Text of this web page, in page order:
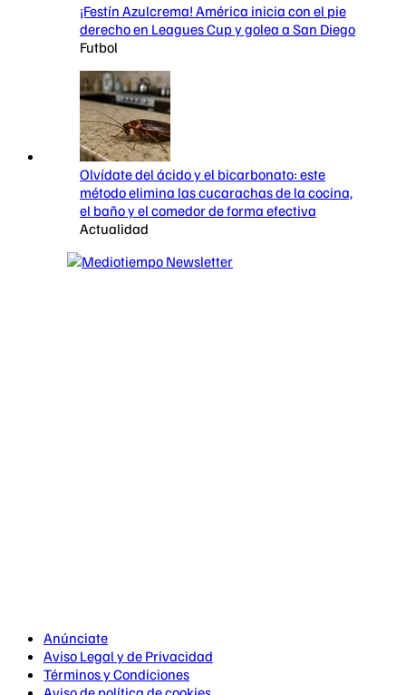
¡Festín Azulcrema! América inicia con el pie
derecho en Leagues Cup y golea a San Diego
Futbol
Olvídate del ácido y el bicarbonato: este
método elimina las cucarachas de la cocina,
el baño y el comedor de forma efectiva
Actualidad
Anúnciate
Aviso Legal y de Privacidad
Términos y Condiciones